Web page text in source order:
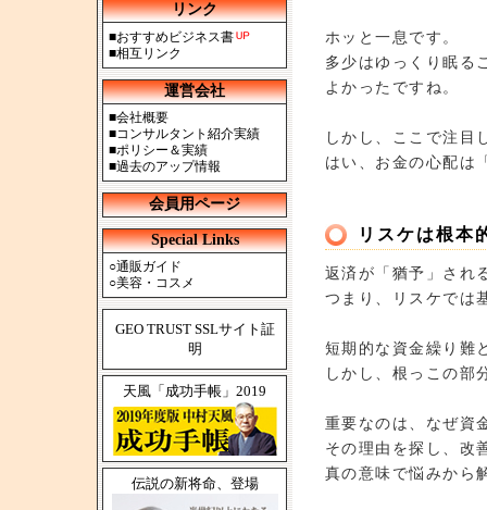
リンク
■おすすめビジネス書
■相互リンク
運営会社
■会社概要
■コンサルタント紹介実績
■ポリシー＆実績
■過去のアップ情報
会員用ページ
Special Links
○通販ガイド
○美容・コスメ
GEO TRUST SSLサイト証
明
天風「成功手帳」2019
伝説の新将命、登場
ホッと一息です。
多少はゆっくり眠る
よかったですね。
しかし、ここで注目
はい、お金の心配は
リスケは根本
返済が「猶予」され
つまり、リスケでは
短期的な資金繰り難
しかし、根っこの部
重要なのは、なぜ資
その理由を探し、改
真の意味で悩みから